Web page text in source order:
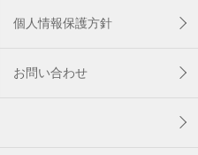
個人情報保護方針
お問い合わせ